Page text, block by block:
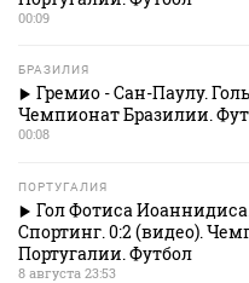
00:09
БРАЗИЛИЯ
Гремио - Сан-Паулу.
Чемпионат Бразилии.
00:08
ПОРТУГАЛИЯ
Гол Фотиса
Спортинг. 0:2 (видео).
Португалии. Футбол
8 августа 23:53